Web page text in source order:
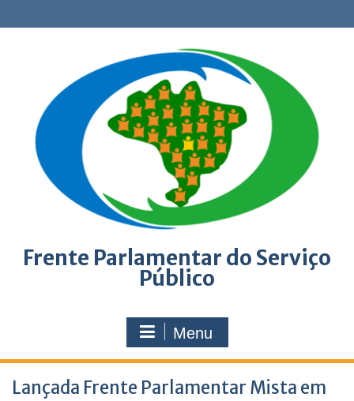
to
Frente Parlamentar do Serviço
Público
Menu
Lançada Frente Parlamentar Mista em